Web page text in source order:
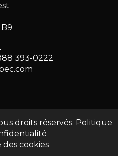
393-0222
droits réservés. Politique
des cookies